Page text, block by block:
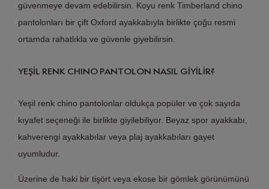
güvenmeye devam edebilirsin. Koyu renk Timberland chino
pantolonları bir çift Oxford ayakkabıyla birlikte çoğu resmi
ortamda rahatlıkla ve güvenle giyebilirsin.
YEŞİL RENK CHINO PANTOLON NASIL GİYİLİR?
Yeşil renk chino pantolonlar oldukça popüler ve çok sayıda
kıyafet seçeneği ile birlikte giyilebiliyor. Beyaz spor ayakkabı,
kahverengi ayakkabılar veya plaj ayakkabıları gayet
uyumludur.
Üzerine de haki bir tişört veya ekose bir gömlek görünümünü